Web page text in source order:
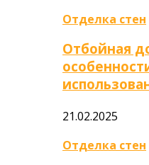
Отделка стен
Отбойная
21.02.2025
Отделка стен